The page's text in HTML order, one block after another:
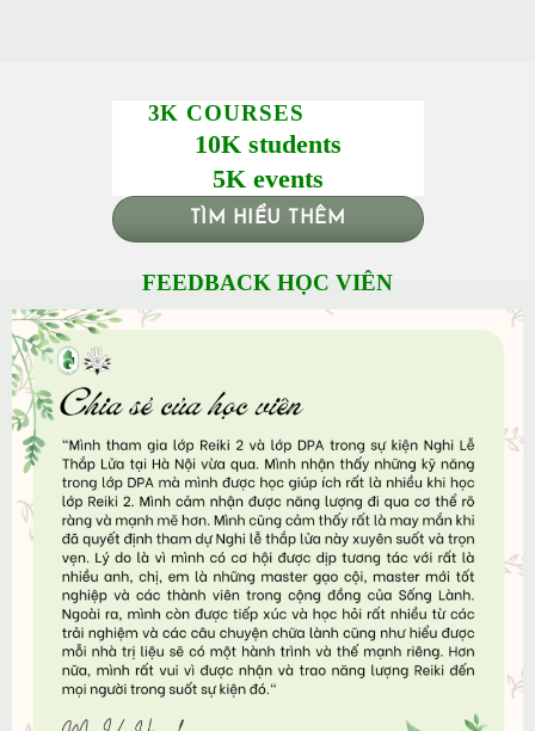
3K COURSES
10K students
5K events
TÌM HIỂU THÊM
FEEDBACK HỌC VIÊN